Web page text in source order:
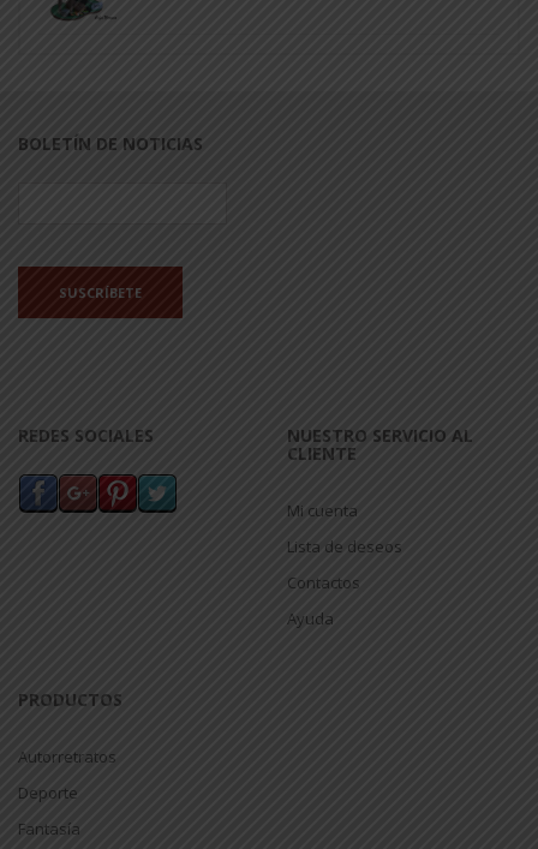
BOLETÍN DE NOTICIAS
REDES SOCIALES NUESTRO SERVICIO AL
CLIENTE
Mi cuenta
Lista de deseos
Contactos
Ayuda
PRODUCTOS
Autorretratos
Deporte
Fantasía